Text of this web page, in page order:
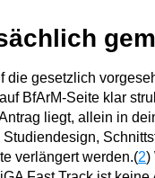
gesetzlich
BfArM-Seite klar
liegt, allein in
verlängert werden.(2)